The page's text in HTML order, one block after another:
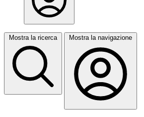
Mostra la ricerca Mostra la navigazione